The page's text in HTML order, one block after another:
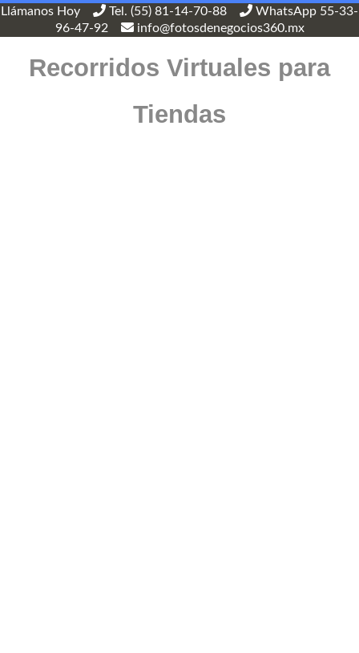
Llámanos Hoy Tel. (55) 81-14-70-88
WhatsApp 55-33-
96-47-92
info@fotosdenegocios360.mx
Recorridos Virtuales para
Tiendas